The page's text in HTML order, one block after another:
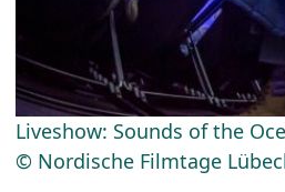
Liveshow: Sounds of the
© Nordische Filmtage